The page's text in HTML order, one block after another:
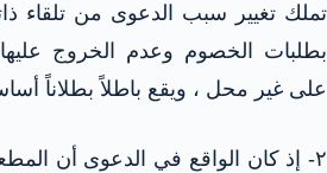
تملك تغيير سبب الدعوى من تلقاء
بطلبات الخصوم وعدم الخروج
على غير محل ، ويقع باطلاً بطلاناً
٢- إذ كان الواقع في الدعوى أن